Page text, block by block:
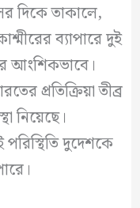
দিকে তাকালে,
ব্যাপারে দুই
আংশিকভাবে।
প্রতিক্রিয়া তীব্র
নিয়েছে।
দুদেশকে